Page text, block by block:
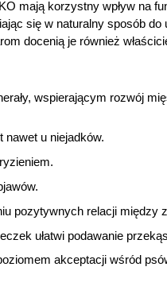
mają korzystny wpływ na
się w naturalny sposób
docenią je również
wspierającym rozwój
nawet u niejadków.
pozytywnych relacji między
ułatwi podawanie
akceptacji wśród